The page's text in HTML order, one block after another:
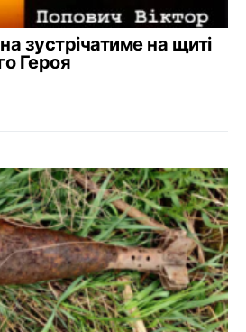
зустрічатиме на щиті
Героя